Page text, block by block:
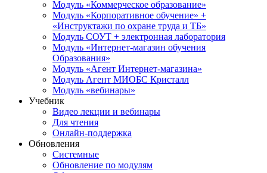
Модуль «Коммерческое образование»
Модуль «Корпоративное обучение» +
«Инструктажи по охране труда и ТБ»
Модуль СОУТ + электронная лаборатория
Модуль «Интернет-магазин обучения
Образования»
Модуль «Агент Интернет-магазина»
Модуль Агент МИОБС Кристалл
Модуль «вебинары»
Учебник
Видео лекции и вебинары
Для чтения
Онлайн-поддержка
Обновления
Системные
Обновление по модулям